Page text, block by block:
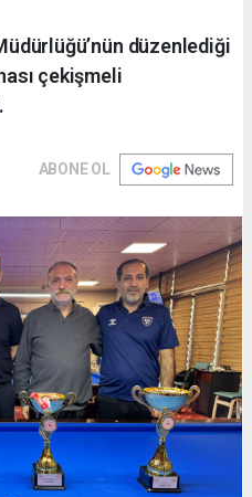
düzenlediği
çekişmeli
ABONE OL